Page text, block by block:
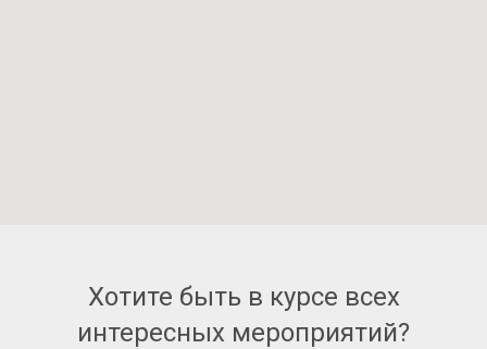
Хотите быть в курсе всех
интересных мероприятий?